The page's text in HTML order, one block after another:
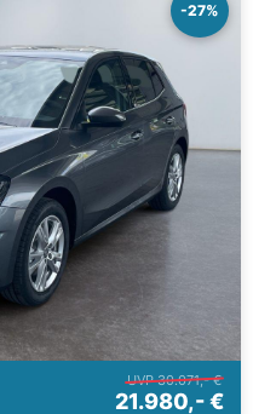
-27%
UVP 30.071,- €
21.980,- €